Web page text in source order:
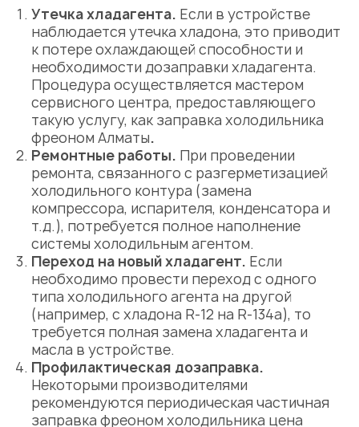
Утечкахладагента. Если в устройстве
наблюдается утечка хладона, это приводит
к потере охлаждающей способности и
необходимости дозаправки хладагента.
Процедура осуществляется мастером
сервисного центра, предоставляющего
такую услугу, как заправка холодильника
фреоном Алматы.
Ремонтные работы. При проведении
ремонта, связанного с разгерметизацией
холодильного контура (замена
компрессора, испарителя, конденсатора и
т.д.), потребуется полное наполнение
системы холодильным агентом.
Переход на новый хладагент. Если
необходимо провести переход с одного
типа холодильного агента на другой
(например, с хладона R-12 на R-134a), то
требуется полная замена хладагента и
масла в устройстве.
Профилактическая дозаправка.
Некоторыми производителями
рекомендуются периодическая частичная
заправка фреоном холодильника цена